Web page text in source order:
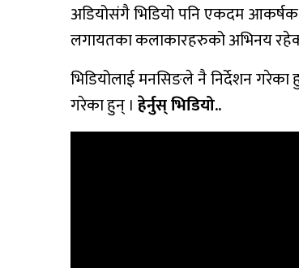
अडियोसंगै भिडियो पनि एकदम आकर्षक
लगायतका कलाकारहरुको अभिनय
भिडियोलाई मनसिङले नै निर्देशन
गरेका हुन् । हेर्नुस् भिडियो..